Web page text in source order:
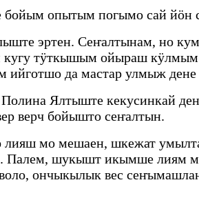
бойым опытым погымо сай йӧн
эртен. Сеҥалтынам, но
тӱткышым ойыраш
ийготшо да мастар улмыж
Ялтыште кекусинкай
верч бойышто сеҥалтын.
мо мешаен, шкежат
Палем, шукышт икымше лиям
ончыкылык вес